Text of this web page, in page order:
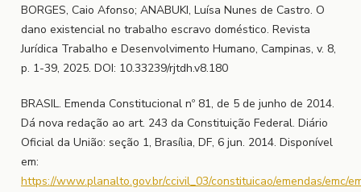
BORGES, Caio Afonso; ANABUKI, Luísa Nunes de Castro. O
dano existencial no trabalho escravo doméstico. Revista
Jurídica Trabalho e Desenvolvimento Humano, Campinas, v. 8,
p. 1-39, 2025. DOI: 10.33239/rjtdh.v8.180
BRASIL. Emenda Constitucional nº 81, de 5 de junho de 2014.
Dá nova redação ao art. 243 da Constituição Federal. Diário
Oficial da União: seção 1, Brasília, DF, 6 jun. 2014. Disponível
em:
https://www.planalto.gov.br/ccivil_03/constituicao/emendas/emc/